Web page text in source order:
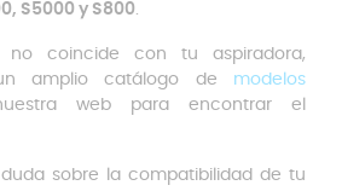
S5000 y S800.
no coincide con tu aspiradora,
amplio catálogo de modelos
web para encontrar el
sobre la compatibilidad de tu